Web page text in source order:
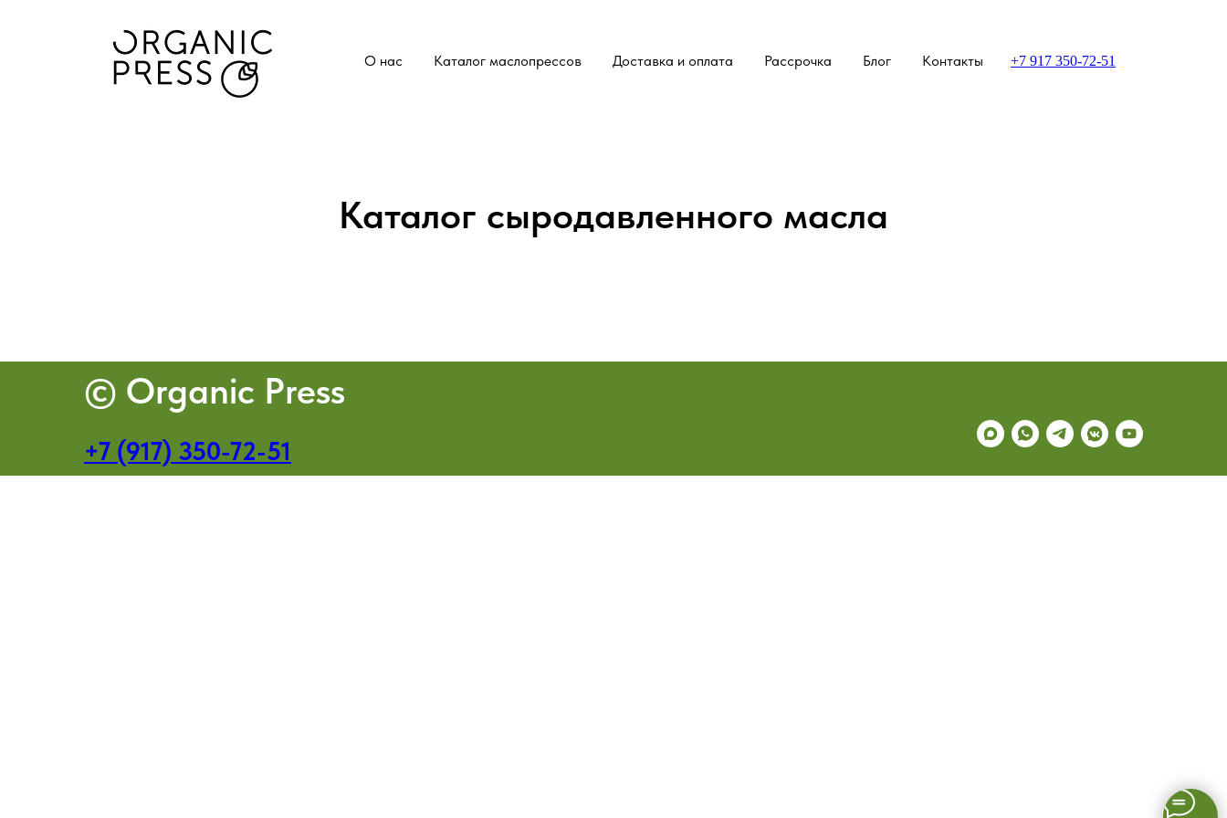
О нас Каталог маслопрессов Доставка и оплата Рассрочка Блог Контакты +7 917 350-72-51
Каталог сыродавленного масла
© Organic Press
+7 (917) 350-72-51